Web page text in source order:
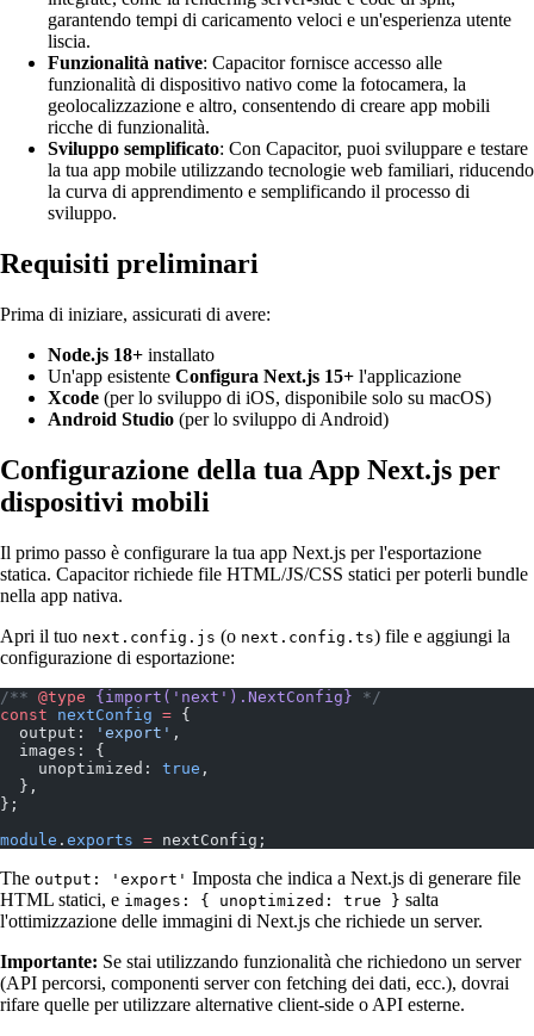
garantendo tempi di caricamento veloci e un'esperienza utente
liscia.
Funzionalità native: Capacitor fornisce accesso alle
funzionalità di dispositivo nativo come la fotocamera, la
geolocalizzazione e altro, consentendo di creare app mobili
ricche di funzionalità.
Sviluppo semplificato: Con Capacitor, puoi sviluppare e testare
la tua app mobile utilizzando tecnologie web familiari, riducendo
la curva di apprendimento e semplificando il processo di
sviluppo.
Requisiti preliminari
Prima di iniziare, assicurati di avere:
Node.js 18+ installato
Un'app esistente Configura Next.js 15+ l'applicazione
Xcode (per lo sviluppo di iOS, disponibile solo su macOS)
Android Studio (per lo sviluppo di Android)
Configurazione della tua App Next.js per
dispositivi mobili
Il primo passo è configurare la tua app Next.js per l'esportazione
statica. Capacitor richiede file HTML/JS/CSS statici per poterli bundle
nella app nativa.
Apri il tuo next.config.js (o next.config.ts) file e aggiungi la
configurazione di esportazione:
/** @type {import('next').NextConfig} */
const nextConfig = {
  output:
'export' ,
  images: {
    unoptimized:
true ,
  },
};
module . exports = nextConfig;
The output: 'export' Imposta che indica a Next.js di generare file
HTML statici, e images: { unoptimized: true } salta
l'ottimizzazione delle immagini di Next.js che richiede un server.
Importante: Se stai utilizzando funzionalità che richiedono un server
(API percorsi, componenti server con fetching dei dati, ecc.), dovrai
rifare quelle per utilizzare alternative client-side o API esterne.